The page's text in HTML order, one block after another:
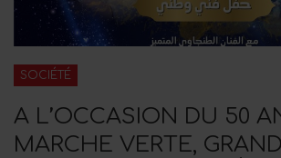
SOCIÉTÉ
A L’OCCASION DU 50
MARCHE VERTE,